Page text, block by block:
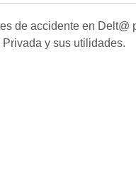
de accidente en Delt@
y sus utilidades.